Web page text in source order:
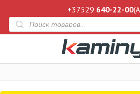
+37529 640-22-00
Поиск
товаров